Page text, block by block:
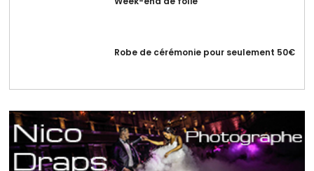
Robe de cérémonie pour seulement 50€